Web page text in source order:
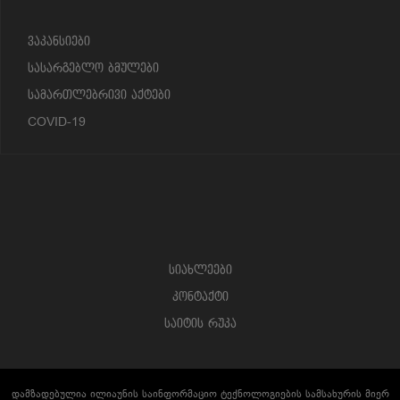
ვაკანსიები
სასარგებლო ბმულები
სამართლებრივი აქტები
COVID-19
სიახლეები
კონტაქტი
საიტის რუკა